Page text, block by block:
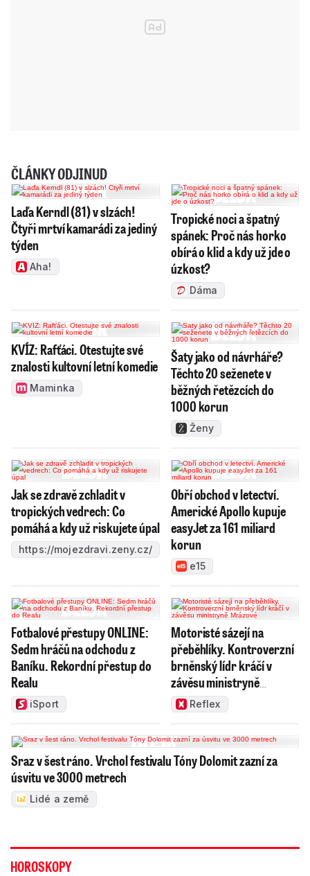
ČLÁNKY ODJINUD
Laďa Kerndl (81) v slzách!
Čtyři mrtví kamarádi za jediný
týden
Aha!
Tropické noci a špatný
spánek: Proč nás horko
obírá o klid a kdy už jde o
úzkost?
Dáma
KVÍZ: Rafťáci. Otestujte své
znalosti kultovní letní komedie
Maminka
Šaty jako od návrháře?
Těchto 20 seženete v
běžných řetězcích do
1000 korun
Ženy
Jak se zdravě zchladit v
tropických vedrech: Co
pomáhá a kdy už riskujete úpal
https://mojezdravi.zeny.cz/
Obří obchod v letectví.
Americké Apollo kupuje
easyJet za 161 miliard
korun
e15
Fotbalové přestupy ONLINE:
Sedm hráčů na odchodu z
Baníku. Rekordní přestup do
Realu
iSport
Motoristé sázejí na
přeběhlíky. Kontroverzní
brněnský lídr kráčí v
závěsu ministryně
Mrázové
Reflex
Sraz v šest ráno. Vrchol festivalu Tóny Dolomit zazní za
úsvitu ve 3000 metrech
Lidé a země
HOROSKOPY